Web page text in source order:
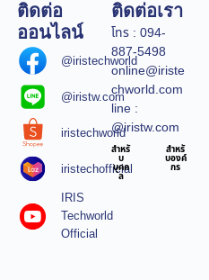
ติดต่อ
ออนไลน์
@iristechworld
@iristw.com
iristechworld
iristechofficial
IRIS
Techworld
Official
ติดต่อเรา
โทร : 094-
887-5498
online@iriste
chworld.com
line :
@iristw.com
สำหรั
บ
บุคค
ล
สำหรั
บองค์
กร